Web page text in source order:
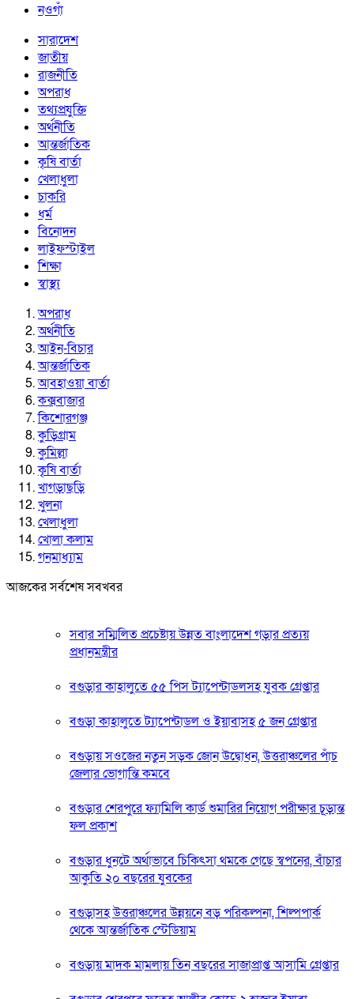
নওগাঁ
সারাদেশ
জাতীয়
রাজনীতি
অপরাধ
তথ্যপ্রযুক্তি
অর্থনীতি
আন্তর্জাতিক
কৃষি বার্তা
খেলাধুলা
চাকরি
ধর্ম
বিনোদন
লাইফস্টাইল
শিক্ষা
স্বাস্থ্য
অপরাধ
অর্থনীতি
আইন-বিচার
আন্তর্জাতিক
আবহাওয়া বার্তা
কক্সবাজার
কিশোরগঞ্জ
কুড়িগ্রাম
কুমিল্লা
কৃষি বার্তা
খাগড়াছড়ি
খুলনা
খেলাধুলা
খোলা কলাম
গনমাধ্যাম
আজকের সর্বশেষ সবখবর
সবার সম্মিলিত প্রচেষ্টায় উন্নত বাংলাদেশ গড়ার প্রত্যয়
প্রধানমন্ত্রীর
বগুড়ার কাহালুতে ৫৫ পিস ট্যাপেন্টাডলসহ যুবক গ্রেপ্তার
বগুড়া কাহালুতে ট্যাপেন্টাডল ও ইয়াবাসহ ৫ জন গ্রেপ্তার
বগুড়ায় সওজের নতুন সড়ক জোন উদ্বোধন, উত্তরাঞ্চলের পাঁচ
জেলার ভোগান্তি কমবে
বগুড়ার শেরপুরে ফ্যামিলি কার্ড শুমারির নিয়োগ পরীক্ষার চূড়ান্ত
ফল প্রকাশ
বগুড়ার ধুনটে অর্থাভাবে চিকিৎসা থমকে গেছে স্বপনের, বাঁচার
আকুতি ২০ বছরের যুবকের
বগুড়াসহ উত্তরাঞ্চলের উন্নয়নে বড় পরিকল্পনা, শিল্পপার্ক
থেকে আন্তর্জাতিক স্টেডিয়াম
বগুড়ায় মাদক মামলায় তিন বছরের সাজাপ্রাপ্ত আসামি গ্রেপ্তার